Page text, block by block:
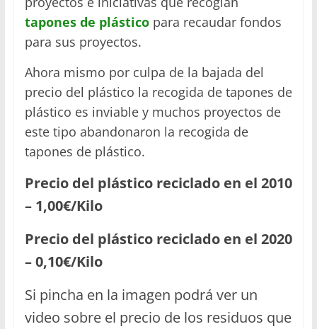
tapones de plásticopara recaudar fondos
para sus proyectos.
Ahora mismo por culpa de la bajada del
precio del plástico la recogida de tapones de
plástico es inviable y muchos proyectos de
este tipo abandonaron la recogida de
tapones de plástico.
Precio del plástico reciclado en el 2010
– 1,00€/Kilo
Precio del plástico reciclado en el 2020
– 0,10€/Kilo
Si pincha en la imagen podrá ver un
video sobre el precio de los residuos que